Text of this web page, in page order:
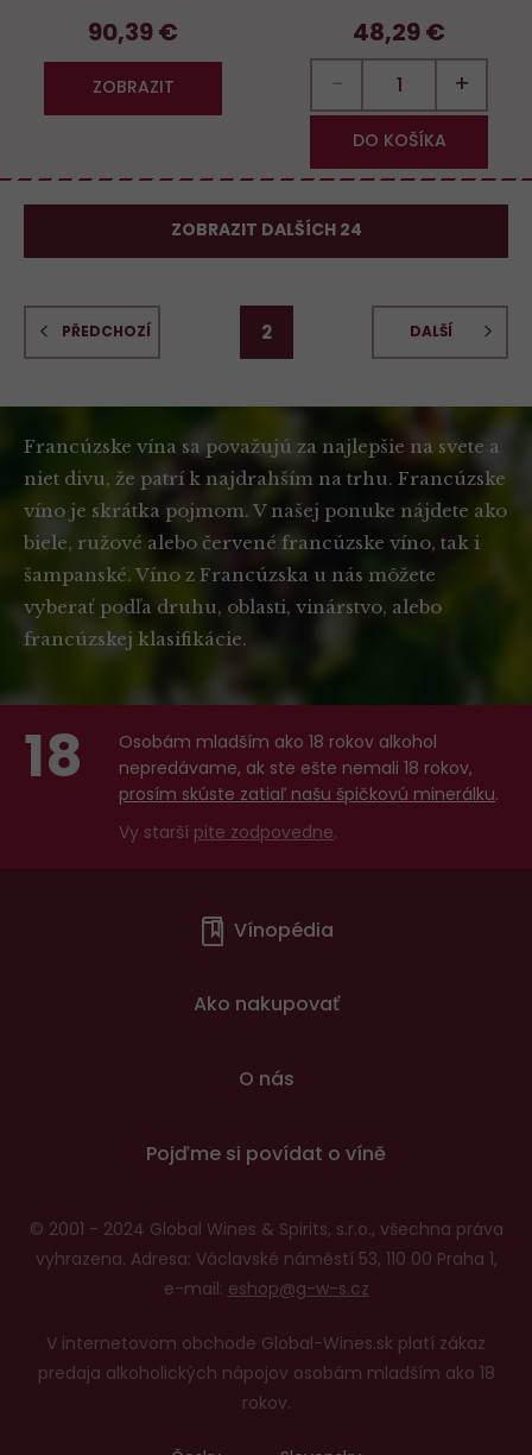
90,39 €
ZOBRAZIT
48,29 €
− +
DO KOŠÍKA
ZOBRAZIT DALŠÍCH 24
PŘEDCHOZÍ 2 DALŠÍ
Francúzske vína sa považujú za najlepšie na svete a
niet divu, že patrí k najdrahším na trhu. Francúzske
víno je skrátka pojmom. V našej ponuke nájdete ako
biele, ružové alebo červené francúzske víno, tak i
šampanské. Víno z Francúzska u nás môžete
vyberať podľa druhu, oblasti, vinárstvo, alebo
francúzskej klasifikácie.
18
Osobám mladším ako 18 rokov alkohol
nepredávame, ak ste ešte nemali 18 rokov,
prosím skúste zatiaľ našu špičkovú minerálku.
Vy starší pite zodpovedne.
Vínopédia
Ako nakupovať
O nás
Pojďme si povídat o víně
© 2001 - 2024 Global Wines & Spirits, s.r.o., všechna práva
vyhrazena. Adresa: Václavské náměstí 53, 110 00 Praha 1,
e-mail: eshop@g-w-s.cz
V internetovom obchode Global-Wines.sk platí zákaz
predaja alkoholických nápojov osobám mladším ako 18
rokov.